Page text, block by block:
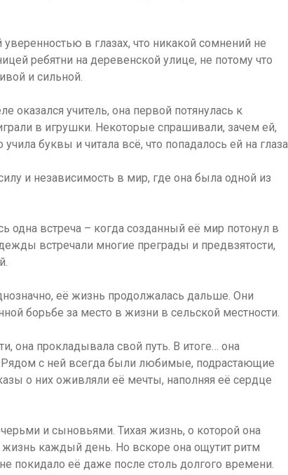
в глазах, что никакой сомнений не
ребятни на деревенской улице, не потому что
и сильной.
оказался учитель, она первой потянулась к
в игрушки. Некоторые спрашивали, зачем ей,
буквы и читала всё, что попадалось ей на
и независимость в мир, где она была одной из
одна встреча – когда созданный её мир потонул в
встречали многие преграды и предвзятости,
её жизнь продолжалась дальше. Они
борьбе за место в жизни в сельской местности.
она прокладывала свой путь. В итоге… она
Рядом с ней всегда были любимые, подрастающие
о них оживляли её мечты, наполняя её сердце
и сыновьями. Тихая жизнь, о которой она
каждый день. Но вскоре она ощутит ритм
покидало её даже после столь долгого времени.